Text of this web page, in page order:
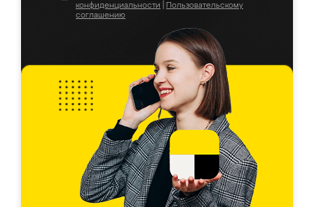
конфиденциальности
Пользовательскому
соглашению